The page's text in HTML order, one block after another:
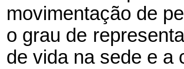
movimentação de
o grau de
de vida na sede e a